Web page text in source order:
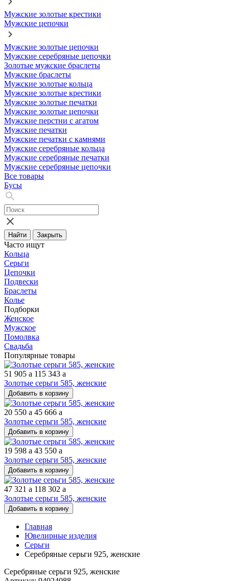
Мужские золотые крестики
Мужские цепочки
Мужские золотые цепочки
Мужские серебряные цепочки
Золотые мужские браслеты
Мужские браслеты
Мужские золотые кольца
Мужские золотые крестики
Мужские золотые печатки
Мужские золотые цепочки
Мужские перстни с агатом
Мужские печатки
Мужские печатки с камнями
Мужские серебряные кольца
Мужские серебряные печатки
Мужские серебряные цепочки
Все товары
Бусы
Найти Закрыть
Часто ищут
Кольца
Серьги
Цепочки
Подвески
Браслеты
Колье
Подборки
Женское
Мужское
Помолвка
Свадьба
Популярные товары
51 905 a 115 343 a
Золотые серьги 585, женские
Добавить в корзину
20 550 a 45 666 a
Золотые серьги 585, женские
Добавить в корзину
19 598 a 43 550 a
Золотые серьги 585, женские
Добавить в корзину
47 321 a 118 302 a
Золотые серьги 585, женские
Добавить в корзину
Главная
Ювелирные изделия
Серьги
Серебряные серьги 925, женские
Серебряные серьги 925, женские